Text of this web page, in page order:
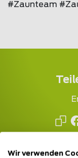
#Zaunteam
Wir verwenden